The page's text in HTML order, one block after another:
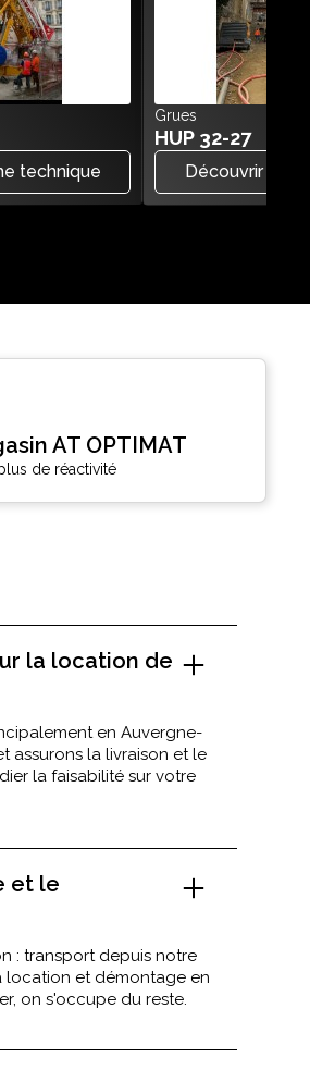
technique
Grues
HUP 32-27
Découvrir la
AT OPTIMAT
de réactivité
la location de
en Auvergne-
assurons la livraison et le
la faisabilité sur votre
et le
: transport depuis notre
location et démontage en
on s'occupe du reste.